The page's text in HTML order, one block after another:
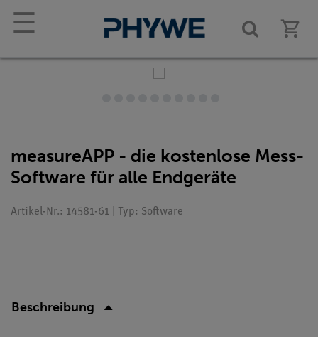
☰
measureAPP - die kostenlose Mess-
Software für alle Endgeräte
Artikel-Nr.: 14581-61 | Typ: Software
Beschreibung